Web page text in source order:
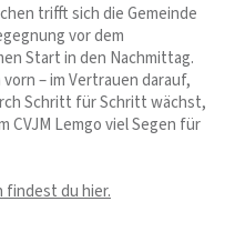
trifft sich die Gemeinde
vor dem
Start in den Nachmittag.
– im Vertrauen darauf,
Schritt für Schritt wächst,
CVJM Lemgo viel Segen für
findest du hier.